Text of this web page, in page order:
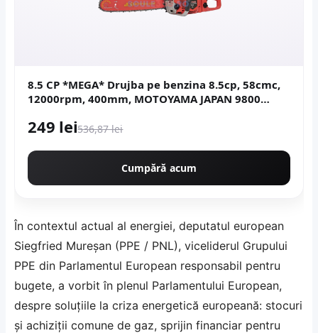
8.5 CP *MEGA* Drujba pe benzina 8.5cp, 58cmc,
12000rpm, 400mm, MOTOYAMA JAPAN 9800
249 lei536,87 lei
Cumpără acum
În contextul actual al energiei, deputatul european
Siegfried Mureșan (PPE / PNL), viceliderul Grupului
PPE din Parlamentul European responsabil pentru
bugete, a vorbit în plenul Parlamentului European,
despre soluțiile la criza energetică europeană: stocuri
și achiziții comune de gaz, sprijin financiar pentru